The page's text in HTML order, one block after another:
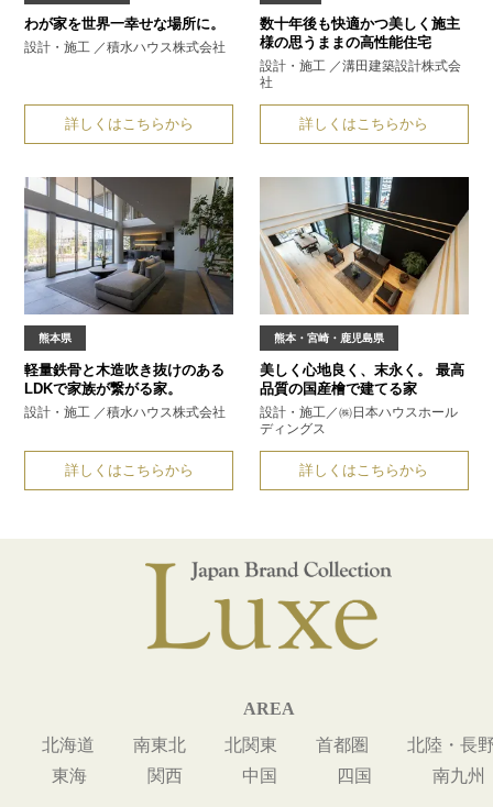
わが家を世界一幸せな場所に。
設計・施工 ／積水ハウス株式会社
詳しくはこちらから
数十年後も快適かつ美しく施主
様の思うままの高性能住宅
設計・施工 ／溝田建築設計株式会
社
詳しくはこちらから
熊本県
軽量鉄骨と木造吹き抜けのある
LDKで家族が繋がる家。
設計・施工 ／積水ハウス株式会社
詳しくはこちらから
熊本・宮崎・鹿児島県
美しく心地良く、末永く。最高
品質の国産檜で建てる家
設計・施工／㈱日本ハウスホール
ディングス
詳しくはこちらから
AREA
北海道
南東北 北関東 首都圏
北陸・長
東海
関西 中国 四国 南九州